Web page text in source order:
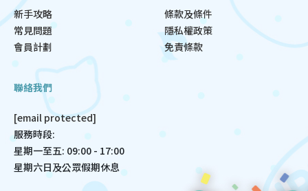
新手攻略
常見問題
會員計劃
條款及條件
隱私權政策
免責條款
聯絡我們
[email protected]
服務時段:
星期一至五: 09:00 - 17:00
星期六日及公眾假期休息